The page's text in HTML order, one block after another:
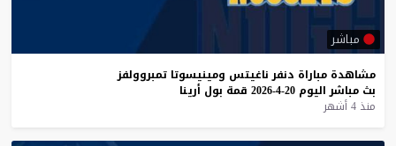
مباشر
مشاهدة مباراة دنفر ناغيتس ومينيسوتا تمبروولفز
بث مباشر اليوم 20-4-2026 قمة بول أرينا
منذ 4 أشهر